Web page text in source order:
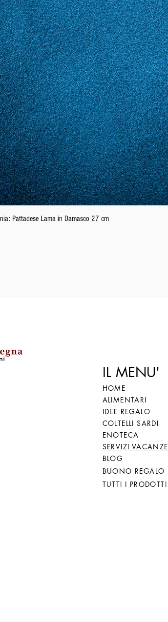
Pattadese Lama in Damasco 27 cm
IL MENU'
HOME
ALIMENTARI
IDEE REGALO
COLTELLI SARDI
ENOTECA
SERVIZI VACANZE
BLOG
BUONO REGALO
TUTTI I PRODOTTI